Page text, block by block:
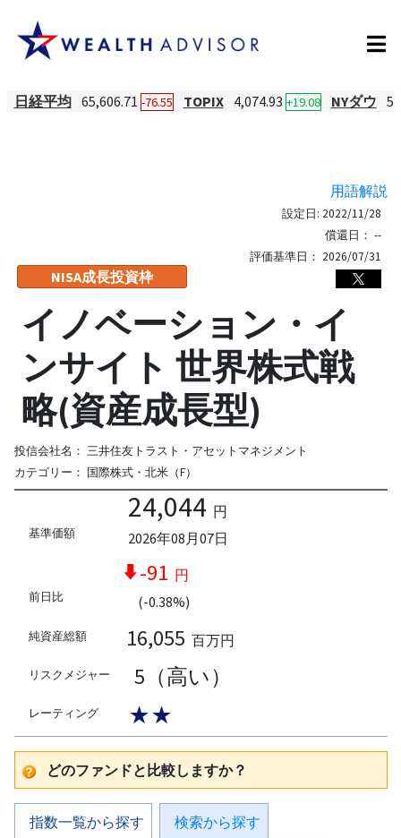
日経平均 65,606.71 -76.55 TOPIX 4,074.93 +19.08 NYダウ
用語解説
NISA成長投資枠
設定日: 2022/11/28
償還日： --
評価基準日： 2026/07/31
イノベーション・イ
ンサイト 世界株式戦
略(資産成長型)
投信会社名： 三井住友トラスト・アセットマネジメント
カテゴリー： 国際株式・北米（F）
基準価額
24,044 円
2026年08月07日
前日比
-91 円
(-0.38%)
純資産総額 16,055 百万円
リスクメジャー 5（高い）
レーティング ★★
どのファンドと比較しますか？
指数一覧から探す 検索から探す